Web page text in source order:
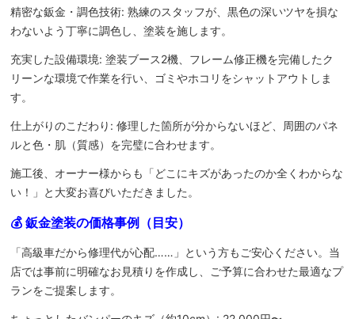
精密な鈑金・調色技術: 熟練のスタッフが、黒色の深いツヤを損な
わないよう丁寧に調色し、塗装を施します。
充実した設備環境: 塗装ブース2機、フレーム修正機を完備したク
リーンな環境で作業を行い、ゴミやホコリをシャットアウトしま
す。
仕上がりのこだわり: 修理した箇所が分からないほど、周囲のパネ
ルと色・肌（質感）を完璧に合わせます。
施工後、オーナー様からも「どこにキズがあったのか全くわからな
い！」と大変お喜びいただきました。
💰 鈑金塗装の価格事例（目安）
「高級車だから修理代が心配……」という方もご安心ください。当
店では事前に明確なお見積りを作成し、ご予算に合わせた最適なプ
ランをご提案します。